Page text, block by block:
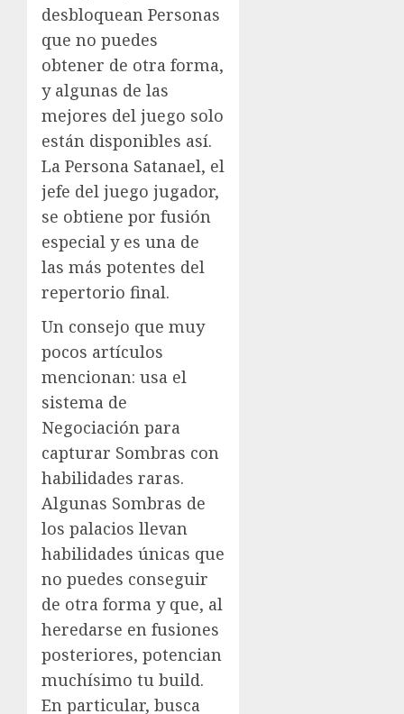
desbloquean Personas
que no puedes
obtener de otra forma,
y algunas de las
mejores del juego solo
están disponibles así.
La Persona Satanael, el
jefe del juego jugador,
se obtiene por fusión
especial y es una de
las más potentes del
repertorio final.
Un consejo que muy
pocos artículos
mencionan: usa el
sistema de
Negociación para
capturar Sombras con
habilidades raras.
Algunas Sombras de
los palacios llevan
habilidades únicas que
no puedes conseguir
de otra forma y que, al
heredarse en fusiones
posteriores, potencian
muchísimo tu build.
En particular, busca